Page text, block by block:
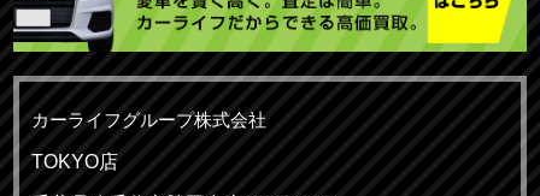
カーライフグループ株式会社
TOKYO店